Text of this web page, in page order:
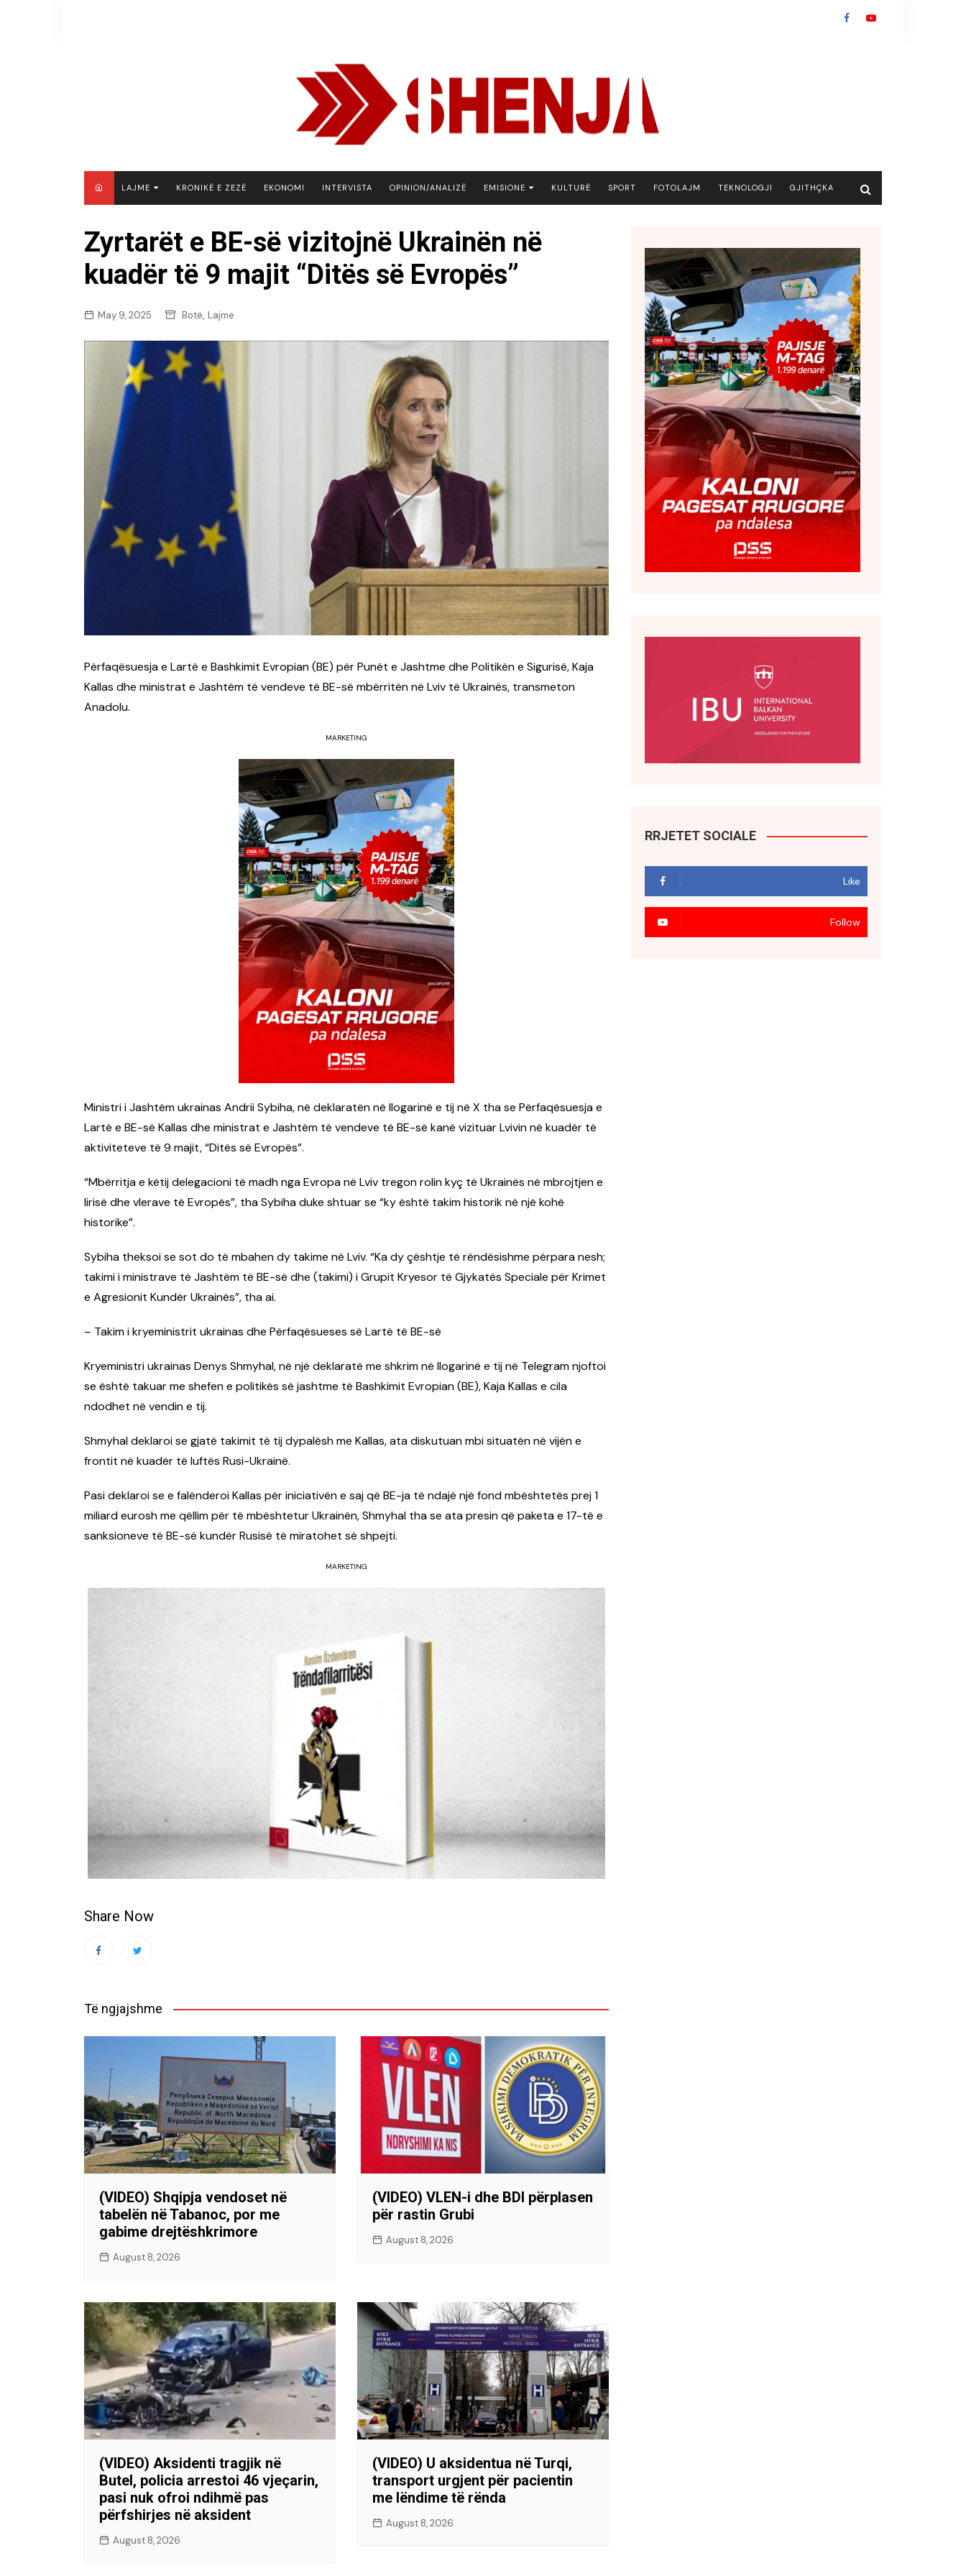
LAJME
KOSOVË
SHQIPËRI
BOTË
KRONIKË E ZEZË EKONOMI INTERVISTA OPINION/ANALIZË EMISIONE
BOTA NE FOKUS
EKONOMIKS
PARADITE ME NE
PIKËPAMJE
RECETA E DITES
RETRO JAVORE
KULTURË SPORT FOTOLAJM TEKNOLOGJI GJITHÇKA
Zyrtarët e BE-së vizitojnë Ukrainën në
kuadër të 9 majit “Ditës së Evropës”
May 9, 2025 Botë, Lajme
Përfaqësuesja e Lartë e Bashkimit Evropian (BE) për Punët e Jashtme dhe Politikën e Sigurisë, Kaja
Kallas dhe ministrat e Jashtëm të vendeve të BE-së mbërritën në Lviv të Ukrainës, transmeton
Anadolu.
MARKETING
Ministri i Jashtëm ukrainas Andrii Sybiha, në deklaratën në llogarinë e tij në X tha se Përfaqësuesja e
Lartë e BE-së Kallas dhe ministrat e Jashtëm të vendeve të BE-së kanë vizituar Lvivin në kuadër të
aktiviteteve të 9 majit, “Ditës së Evropës”.
“Mbërritja e këtij delegacioni të madh nga Evropa në Lviv tregon rolin kyç të Ukrainës në mbrojtjen e
lirisë dhe vlerave të Evropës”, tha Sybiha duke shtuar se “ky është takim historik në një kohë
historike”.
Sybiha theksoi se sot do të mbahen dy takime në Lviv. “Ka dy çështje të rëndësishme përpara nesh;
takimi i ministrave të Jashtëm të BE-së dhe (takimi) i Grupit Kryesor të Gjykatës Speciale për Krimet
e Agresionit Kundër Ukrainës”, tha ai.
– Takim i kryeministrit ukrainas dhe Përfaqësueses së Lartë të BE-së
Kryeministri ukrainas Denys Shmyhal, në një deklaratë me shkrim në llogarinë e tij në Telegram njoftoi
se është takuar me shefen e politikës së jashtme të Bashkimit Evropian (BE), Kaja Kallas e cila
ndodhet në vendin e tij.
Shmyhal deklaroi se gjatë takimit të tij dypalësh me Kallas, ata diskutuan mbi situatën në vijën e
frontit në kuadër të luftës Rusi-Ukrainë.
Pasi deklaroi se e falënderoi Kallas për iniciativën e saj që BE-ja të ndajë një fond mbështetës prej 1
miliard eurosh me qëllim për të mbështetur Ukrainën, Shmyhal tha se ata presin që paketa e 17-të e
sanksioneve të BE-së kundër Rusisë të miratohet së shpejti.
MARKETING
Share Now
Të ngjajshme
(VIDEO) Shqipja vendoset në
tabelën në Tabanoc, por me
gabime drejtëshkrimore
August 8, 2026
(VIDEO) VLEN-i dhe BDI përplasen
për rastin Grubi
August 8, 2026
(VIDEO) Aksidenti tragjik në
Butel, policia arrestoi 46 vjeçarin,
pasi nuk ofroi ndihmë pas
përfshirjes në aksident
August 8, 2026
(VIDEO) U aksidentua në Turqi,
transport urgjent për pacientin
me lëndime të rënda
August 8, 2026
RRJETET SOCIALE
Like
Follow